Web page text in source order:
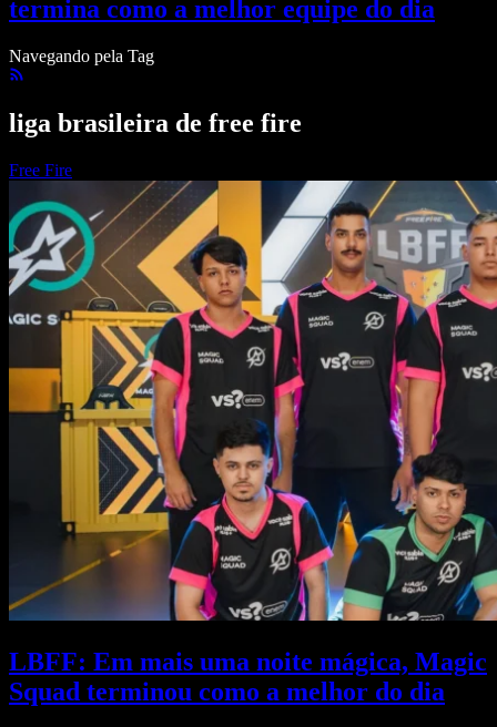
termina como a melhor equipe do dia
Navegando pela Tag
liga brasileira de free fire
Free Fire
LBFF: Em mais uma noite mágica, Magic
Squad terminou como a melhor do dia